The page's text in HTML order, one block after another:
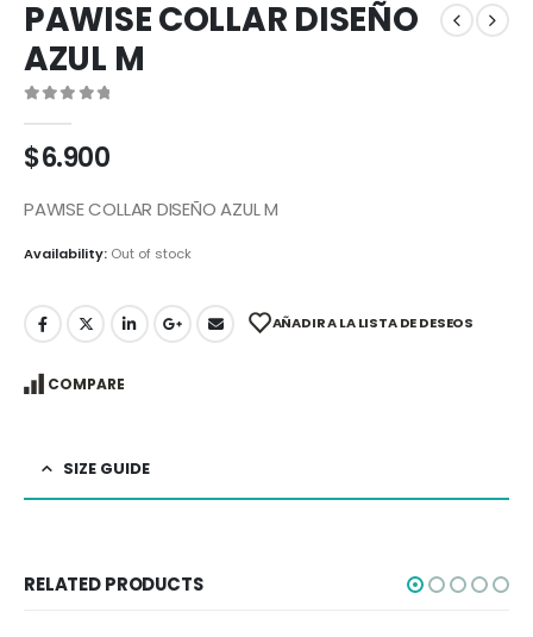
PAWISE COLLAR DISEÑO
AZUL M
$6.900
PAWISE COLLAR DISEÑO AZUL M
Availability: Out of stock
AÑADIR A LA LISTA DE DESEOS
COMPARE
SIZE GUIDE
RELATED PRODUCTS